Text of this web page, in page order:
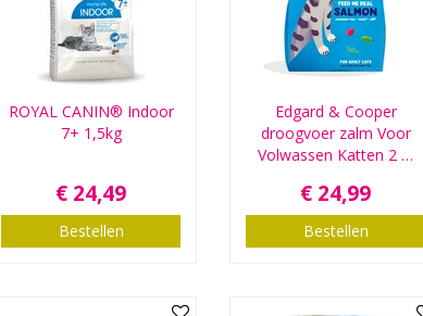
ROYAL CANIN® Indoor
7+ 1,5kg
€ 24,49
Bestellen
Edgard & Cooper
droogvoer zalm Voor
Volwassen Katten 2 …
€ 24,99
Bestellen